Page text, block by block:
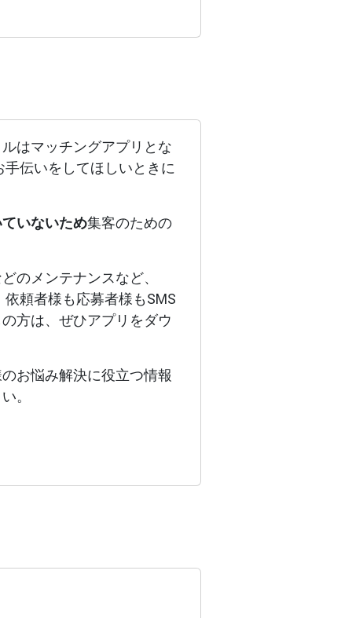
はマッチングアプリとな
伝いをしてほしいときに
いないため集客のための
のメンテナンスなど、
依頼者様も応募者様もSMS
方は、ぜひアプリをダウ
お悩み解決に役立つ情報
。